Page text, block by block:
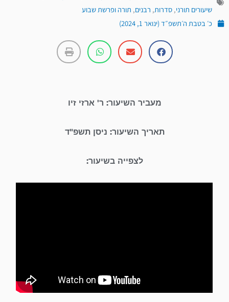
שיעורים תורני, סדרות, רבנים, תורה ופרשת שבוע
כ׳ בטבת ה׳תשפ״ד (ינואר 1, 2024)
מעביר השיעור: ר' ארזי זיו
תאריך השיעור: ניסן תשפ"ד
לצפייה בשיעור: